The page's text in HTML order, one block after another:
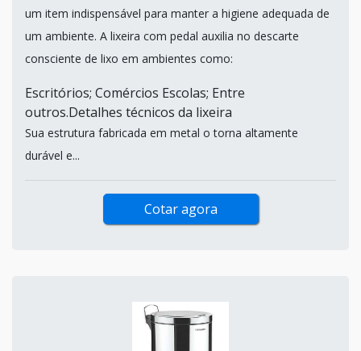
um item indispensável para manter a higiene adequada de
um ambiente. A lixeira com pedal auxilia no descarte
consciente de lixo em ambientes como:
Escritórios; Comércios Escolas; Entre
outros.Detalhes técnicos da lixeira
Sua estrutura fabricada em metal o torna altamente
durável e...
Cotar agora